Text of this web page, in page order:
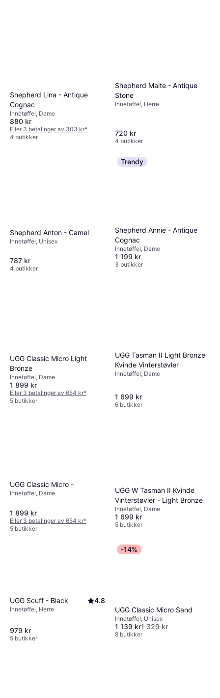
Shepherd Lina - Antique
Cognac
Innetøffel, Dame
880 kr
Eller 3 betalinger av 303 kr*
4 butikker
Shepherd Malte - Antique
Stone
Innetøffel, Herre
720 kr
4 butikker
Shepherd Anton - Camel
Innetøffel, Unisex
787 kr
4 butikker
Trendy
Shepherd Annie - Antique
Cognac
Innetøffel, Dame
1 199 kr
3 butikker
UGG Classic Micro Light
Bronze
Innetøffel, Dame
1 899 kr
Eller 3 betalinger av 654 kr*
5 butikker
UGG Tasman II Light Bronze
Kvinde Vinterstøvler
Innetøffel, Dame
1 699 kr
6 butikker
UGG Classic Micro -
Innetøffel, Dame
1 899 kr
Eller 3 betalinger av 654 kr*
5 butikker
UGG W Tasman II Kvinde
Vinterstøvler - Light Bronze
Innetøffel, Dame
1 699 kr
5 butikker
UGG Scuff - Black 4.8
Innetøffel, Herre
979 kr
5 butikker
-14%
UGG Classic Micro Sand
Innetøffel, Unisex
1 139 kr1 329 kr
8 butikker